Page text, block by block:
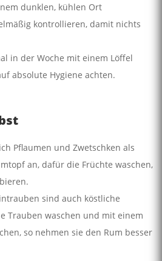
dunklen, kühlen Ort
kontrollieren, damit nichts
in der Woche mit einem Löffel
absolute Hygiene achten.
Pflaumen und Zwetschken als
an, dafür die Früchte waschen,
sind auch köstliche
Trauben waschen und mit einem
so nehmen sie den Rum besser